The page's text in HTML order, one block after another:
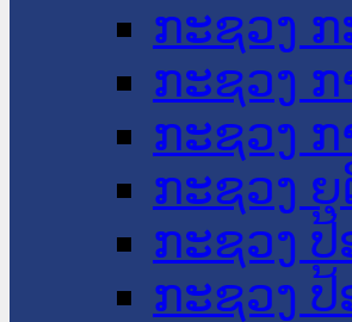
ກະຊວງ
ກະຊວງ ກ
ກະຊວງ ກ
ກະຊວງ ຍຸ
ກະຊວງ
ກະຊວງ ປ້